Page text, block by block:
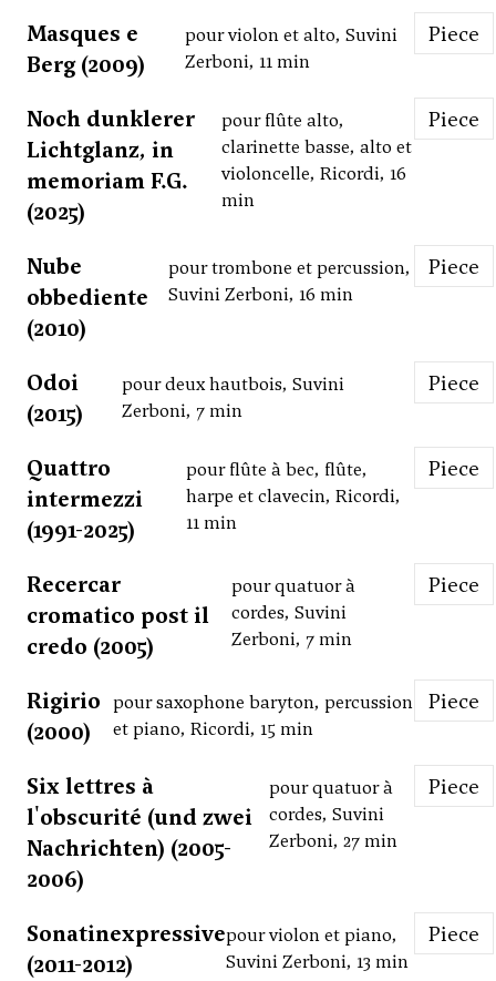
Masques e
Berg (2009)
pour violon et alto, Suvini
Zerboni, 11 min
Piece
Noch dunklerer
Lichtglanz, in
memoriam F.G.
(2025)
pour flûte alto,
clarinette basse, alto et
violoncelle, Ricordi, 16
min
Piece
Nube
obbediente
(2010)
pour trombone et percussion,
Suvini Zerboni, 16 min
Piece
Odoi
(2015)
pour deux hautbois, Suvini
Zerboni, 7 min
Piece
Quattro
intermezzi
(1991-2025)
pour flûte à bec, flûte,
harpe et clavecin, Ricordi,
11 min
Piece
Recercar
cromatico post il
credo (2005)
pour quatuor à
cordes, Suvini
Zerboni, 7 min
Piece
Rigirio
(2000)
pour saxophone baryton, percussion
et piano, Ricordi, 15 min
Piece
Six lettres à
l'obscurité (und zwei
Nachrichten) (2005-
2006)
pour quatuor à
cordes, Suvini
Zerboni, 27 min
Piece
Sonatinexpressive
(2011-2012)
pour violon et piano,
Suvini Zerboni, 13 min
Piece